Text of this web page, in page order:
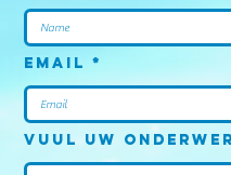
Email
Vuul uw